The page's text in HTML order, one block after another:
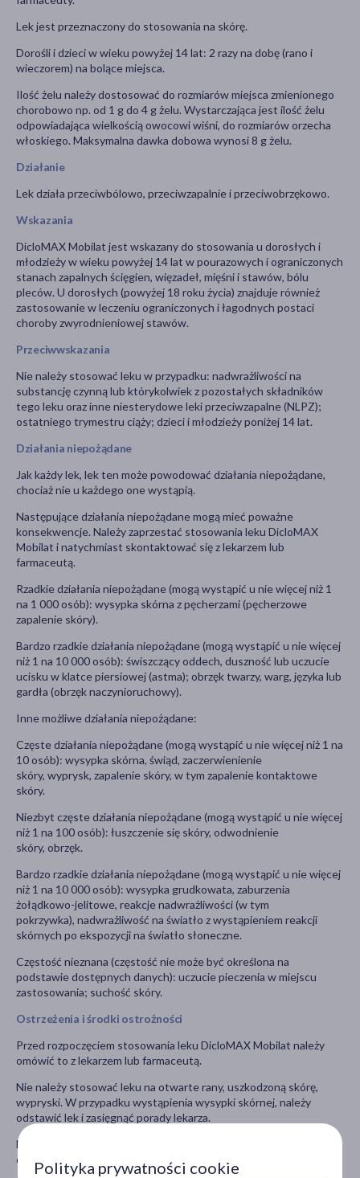
Lek jest przeznaczony do stosowania na skórę.
Dorośli i dzieci w wieku powyżej 14 lat: 2 razy na dobę (rano i
wieczorem) na bolące miejsca.
Ilość żelu należy dostosować do rozmiarów miejsca zmienionego
chorobowo np. od 1 g do 4 g żelu. Wystarczająca jest ilość żelu
odpowiadająca wielkością owocowi wiśni, do rozmiarów orzecha
włoskiego. Maksymalna dawka dobowa wynosi 8 g żelu.
Działanie
Lek działa przeciwbólowo, przeciwzapalnie i przeciwobrzękowo.
Wskazania
DicloMAX Mobilat jest wskazany do stosowania u dorosłych i
młodzieży w wieku powyżej 14 lat w pourazowych i ograniczonych
stanach zapalnych ścięgien, więzadeł, mięśni i stawów, bólu
pleców. U dorosłych (powyżej 18 roku życia) znajduje również
zastosowanie w leczeniu ograniczonych i łagodnych postaci
choroby zwyrodnieniowej stawów.
Przeciwwskazania
Nie należy stosować leku w przypadku: nadwrażliwości na
substancję czynną lub którykolwiek z pozostałych składników
tego leku oraz inne niesterydowe leki przeciwzapalne (NLPZ);
ostatniego trymestru ciąży; dzieci i młodzieży poniżej 14 lat.
Działania niepożądane
Jak każdy lek, lek ten może powodować działania niepożądane,
chociaż nie u każdego one wystąpią.
Następujące działania niepożądane mogą mieć poważne
konsekwencje. Należy zaprzestać stosowania leku DicloMAX
Mobilat i natychmiast skontaktować się z lekarzem lub
farmaceutą.
Rzadkie działania niepożądane (mogą wystąpić u nie więcej niż 1
na 1 000 osób): wysypka skórna z pęcherzami (pęcherzowe
zapalenie skóry).
Bardzo rzadkie działania niepożądane (mogą wystąpić u nie więcej
niż 1 na 10 000 osób): świszczący oddech, duszność lub uczucie
ucisku w klatce piersiowej (astma); obrzęk twarzy, warg, języka lub
gardła (obrzęk naczynioruchowy).
Inne możliwe działania niepożądane:
Częste działania niepożądane (mogą wystąpić u nie więcej niż 1 na
10 osób): wysypka skórna, świąd, zaczerwienienie
skóry, wyprysk, zapalenie skóry, w tym zapalenie kontaktowe
skóry.
Niezbyt częste działania niepożądane (mogą wystąpić u nie więcej
niż 1 na 100 osób): łuszczenie się skóry, odwodnienie
skóry, obrzęk.
Bardzo rzadkie działania niepożądane (mogą wystąpić u nie więcej
niż 1 na 10 000 osób): wysypka grudkowata, zaburzenia
żołądkowo-jelitowe, reakcje nadwrażliwości (w tym
pokrzywka), nadwrażliwość na światło z wystąpieniem reakcji
skórnych po ekspozycji na światło słoneczne.
Częstość nieznana (częstość nie może być określona na
podstawie dostępnych danych): uczucie pieczenia w miejscu
zastosowania; suchość skóry.
Ostrzeżenia i środki ostrożności
Przed rozpoczęciem stosowania leku DicloMAX Mobilat należy
omówić to z lekarzem lub farmaceutą.
Nie należy stosować leku na otwarte rany, uszkodzoną skórę,
wypryski. W przypadku wystąpienia wysypki skórnej, należy
odstawić lek i zasięgnąć porady lekarza.
Nie należy stosować żelu na duże powierzchnie ciała ani
długotrwale.
Polityka prywatności cookie